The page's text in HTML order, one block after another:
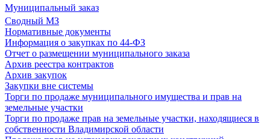
Муниципальный заказ
Сводный МЗ
Нормативные документы
Информация о закупках по 44-ФЗ
Отчет о размещении муниципального заказа
Архив реестра контрактов
Архив закупок
Закупки вне системы
Торги по продаже муниципального имущества и прав на
земельные участки
Торги по продаже прав на земельные участки, находящиеся в
собственности Владимирской области